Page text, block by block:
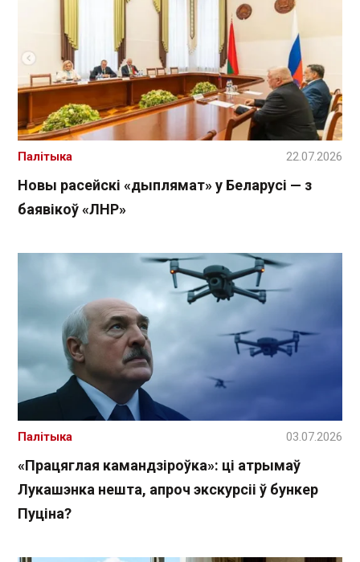
Новы расейскі «дыплямат» у Беларусі — з
баявікоў «ЛНР»
Палітыка 22.07.2026
«Працяглая камандзіроўка»: ці атрымаў
Лукашэнка нешта, апроч экскурсіі ў бункер
Пуціна?
Палітыка 03.07.2026